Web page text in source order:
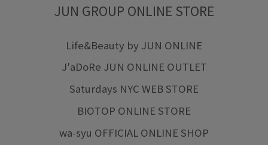
JUN GROUP ONLINE STORE
Life&Beauty by JUN ONLINE
J'aDoRe JUN ONLINE OUTLET
Saturdays NYC WEB STORE
BIOTOP ONLINE STORE
wa-syu OFFICIAL ONLINE SHOP